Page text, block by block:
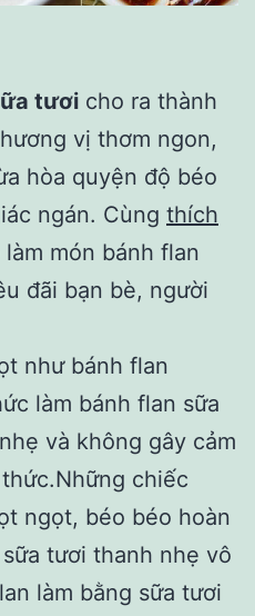
tươi cho ra thành
vị thơm ngon,
hòa quyện độ béo
ngán. Cùng thích
món bánh flan
đãi bạn bè, người
như bánh flan
làm bánh flan sữa
và không gây cảm
chiếc
ngọt, béo béo hoàn
tươi thanh nhẹ vô
làm bằng sữa tươi